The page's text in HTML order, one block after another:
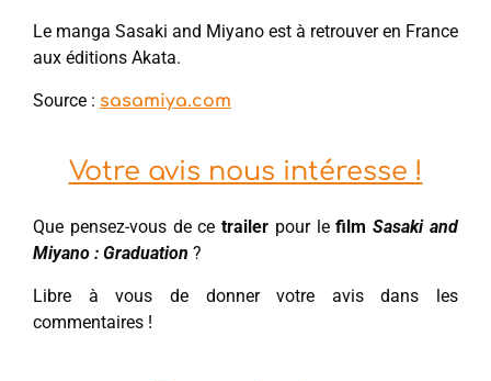
Le manga Sasaki and Miyano est à retrouver en France
aux éditions Akata.
Source : sasamiya.com
Votre avis nous intéresse !
Que pensez-vous de cetrailer pour lefilmSasaki and
Miyano : Graduation ?
Libre à vous de donner votre avis dans les
commentaires !